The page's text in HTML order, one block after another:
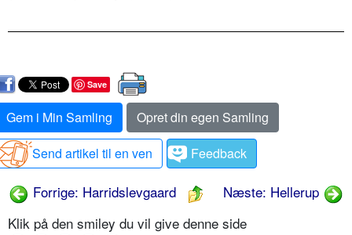
Save
Gem i Min Samling
Opret din egen Samling
Send artikel til en ven
Feedback
Forrige: Harridslevgaard
Næste: Hellerup
Klik på den smiley du vil give denne side